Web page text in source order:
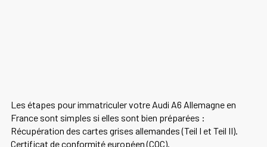
Les étapes pour immatriculer votre Audi A6 Allemagne en
France sont simples si elles sont bien préparées :
Récupération des cartes grises allemandes (Teil I et Teil II).
Certificat de conformité européen (COC).